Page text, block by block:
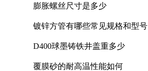
膨胀螺丝尺寸是多少
镀锌方管有哪些常见规格和型号
D400球墨铸铁井盖重多少
覆膜砂的耐高温性能如何